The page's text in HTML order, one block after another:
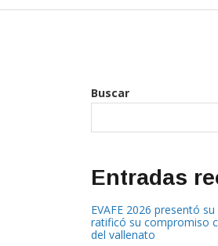
Buscar
Entradas
EVAFE 2026 presentó
ratificó su compromiso
del vallenato